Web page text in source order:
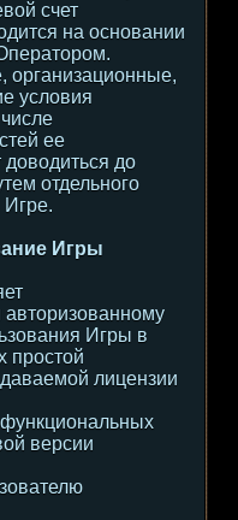
счет
на основании
организационные,
условия
ее
до
отдельного
Игры
авторизованному
Игры в
простой
лицензии
версии